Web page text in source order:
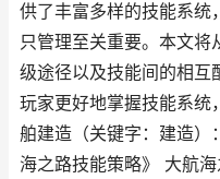
供了丰富多样的技能系统
只管理至关重要。本文
级途径以及技能间的相互
玩家更好地掌握技能系统
舶建造（关键字：建造）
海之路技能策略》 大航